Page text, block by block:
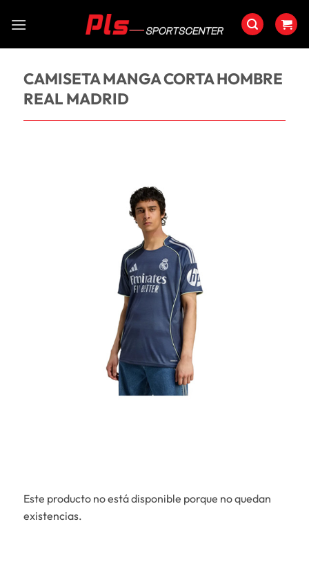
CAMISETA MANGA CORTA HOMBRE
REAL MADRID
Este producto no está disponible porque no quedan
existencias.